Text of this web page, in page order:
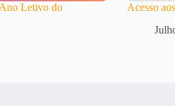
Letivo do
Acesso